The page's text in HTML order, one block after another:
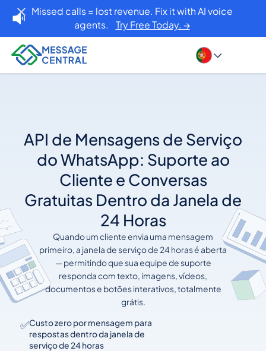
Missed calls = lost revenue. Fix it with AI voice
agents. Try Free Today. →
API de Mensagens de Serviço
do WhatsApp: Suporte ao
Cliente e Conversas
Gratuitas Dentro da Janela de
24 Horas
Quando um cliente envia uma mensagem
primeiro, a janela de serviço de 24 horas é aberta
— permitindo que sua equipe de suporte
responda com texto, imagens, vídeos,
documentos e botões interativos, totalmente
grátis.
✅Custo zero por mensagem para
respostas dentro da janela de
serviço de 24 horas